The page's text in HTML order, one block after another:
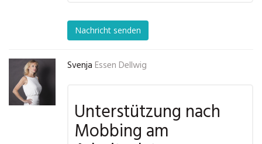
Nachricht senden
Svenja Essen Dellwig
Unterstützung nach
Mobbing am